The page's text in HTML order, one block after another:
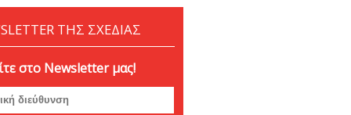
ΤΗΣ ΣΧΕΔΙΑΣ
στο Newsletter μας!